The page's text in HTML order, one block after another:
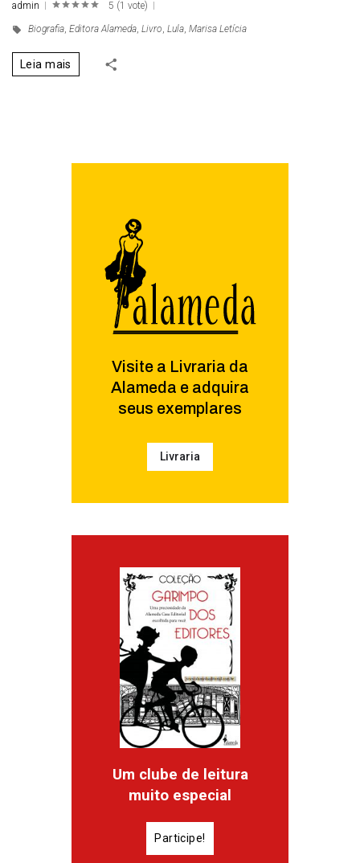
admin
5 (1 vote)
Biografia Editora Alameda Livro Lula Marisa Letícia
Leia mais
Visite a Livraria da
Alameda e adquira
seus exemplares
Livraria
Um clube de leitura
muito especial
Participe!